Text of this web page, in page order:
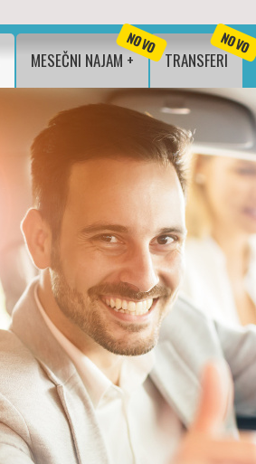
MESEČNI NAJAM +
NOVO
TRANSFERI
NOVO